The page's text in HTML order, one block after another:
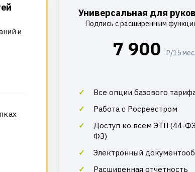
и
Универсальная для
Подпись с расширенным
7 900 ₽/15 мес
Все опции базового
Работа с Росреестром
Доступ ко всем ЭТП (44-
ФЗ)
Электронный
Расширенная отчетность